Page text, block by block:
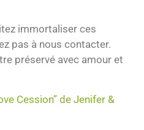
immortaliser ces
pas à nous contacter.
préservé avec amour et
Cession” de Jenifer &